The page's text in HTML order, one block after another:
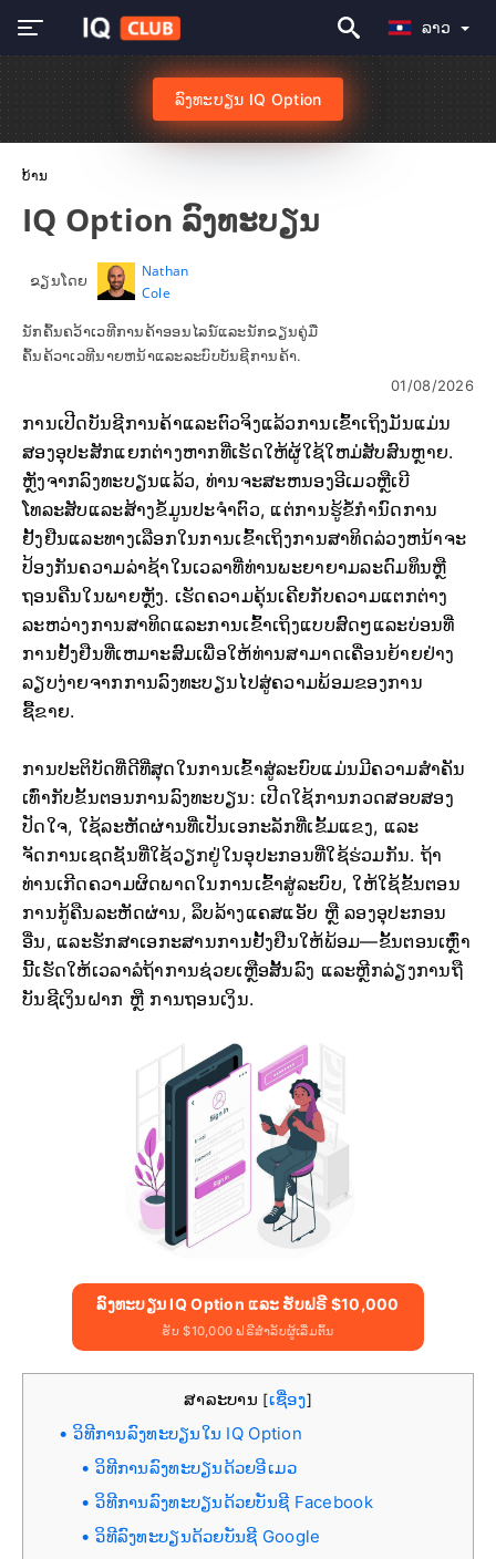
ລາວ
ລົງທະບຽນ IQ Option
ບ້ານ
IQ Option ລົງທະບຽນ
ຂຽນໂດຍ
Nathan
Cole
ນັກຄົ້ນຄວ້າເວທີການຄ້າອອນໄລນ໌ແລະນັກຂຽນຄູ່ມື
ຄົ້ນຄ້ວາເວທີນາຍຫນ້າແລະລະບົບບັນຊີການຄ້າ.
01/08/2026
ການເປີດບັນຊີການຄ້າແລະຕົວຈິງແລ້ວການເຂົ້າເຖິງມັນແມ່ນ
ສອງອຸປະສັກແຍກຕ່າງຫາກທີ່ເຮັດໃຫ້ຜູ້ໃຊ້ໃຫມ່ສັບສົນຫຼາຍ.
ຫຼັງຈາກລົງທະບຽນແລ້ວ, ທ່ານຈະສະຫນອງອີເມວຫຼືເບີ
ໂທລະສັບແລະສ້າງຂໍ້ມູນປະຈໍາຕົວ, ແຕ່ການຮູ້ຂໍ້ກໍານົດການ
ຢັ້ງຢືນແລະທາງເລືອກໃນການເຂົ້າເຖິງການສາທິດລ່ວງຫນ້າຈະ
ປ້ອງກັນຄວາມລ່າຊ້າໃນເວລາທີ່ທ່ານພະຍາຍາມລະດົມທຶນຫຼື
ຖອນຄືນໃນພາຍຫຼັງ. ເຮັດຄວາມຄຸ້ນເຄີຍກັບຄວາມແຕກຕ່າງ
ລະຫວ່າງການສາທິດແລະການເຂົ້າເຖິງແບບສົດໆແລະບ່ອນທີ່
ການຢັ້ງຢືນທີ່ເຫມາະສົມເພື່ອໃຫ້ທ່ານສາມາດເຄື່ອນຍ້າຍຢ່າງ
ລຽບງ່າຍຈາກການລົງທະບຽນໄປສູ່ຄວາມພ້ອມຂອງການ
ຊື້ຂາຍ.
ການປະຕິບັດທີ່ດີທີ່ສຸດໃນການເຂົ້າສູ່ລະບົບແມ່ນມີຄວາມສໍາຄັນ
ເທົ່າກັບຂັ້ນຕອນການລົງທະບຽນ: ເປີດໃຊ້ການກວດສອບສອງ
ປັດໃຈ, ໃຊ້ລະຫັດຜ່ານທີ່ເປັນເອກະລັກທີ່ເຂັ້ມແຂງ, ແລະ
ຈັດການເຊດຊັນທີ່ໃຊ້ວຽກຢູ່ໃນອຸປະກອນທີ່ໃຊ້ຮ່ວມກັນ. ຖ້າ
ທ່ານເກີດຄວາມຜິດພາດໃນການເຂົ້າສູ່ລະບົບ, ໃຫ້ໃຊ້ຂັ້ນຕອນ
ການກູ້ຄືນລະຫັດຜ່ານ, ລຶບລ້າງແຄສແອັບ ຫຼື ລອງອຸປະກອນ
ອື່ນ, ແລະຮັກສາເອກະສານການຢັ້ງຢືນໃຫ້ພ້ອມ—ຂັ້ນຕອນເຫຼົ່າ
ນີ້ເຮັດໃຫ້ເວລາລໍຖ້າການຊ່ວຍເຫຼືອສັ້ນລົງ ແລະຫຼີກລ່ຽງການຖື
ບັນຊີເງິນຝາກ ຫຼື ການຖອນເງິນ.
ລົງທະບຽນ IQ Option ແລະ ຮັບຟຣີ $10,000
ຮັບ $10,000 ຟຣີສຳລັບຜູ້ເລີ່ມຕົ້ນ
ສາລະບານ [ເຊື່ອງ]
ວິທີການລົງທະບຽນໃນ IQ Option
ວິທີການລົງທະບຽນດ້ວຍອີເມວ
ວິທີການລົງທະບຽນດ້ວຍບັນຊີ Facebook
ວິທີລົງທະບຽນດ້ວຍບັນຊີ Google